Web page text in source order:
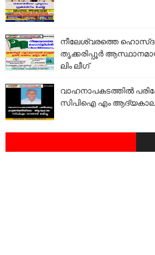
നീലേശ്വരത്തെ
തൃക്കരിപ്പൂർ
ലിം ലീഗ്
വാഹനാപകടത്തിൽ
സിപിഐ എം ആദ്യകാല